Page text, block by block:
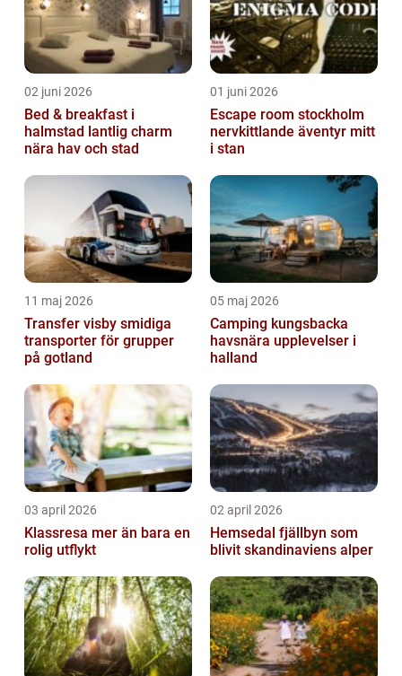
02 juni 2026
Bed & breakfast i
halmstad lantlig charm
nära hav och stad
01 juni 2026
Escape room stockholm
nervkittlande äventyr mitt
i stan
11 maj 2026
Transfer visby smidiga
transporter för grupper
på gotland
05 maj 2026
Camping kungsbacka
havsnära upplevelser i
halland
03 april 2026
Klassresa mer än bara en
rolig utflykt
02 april 2026
Hemsedal fjällbyn som
blivit skandinaviens alper